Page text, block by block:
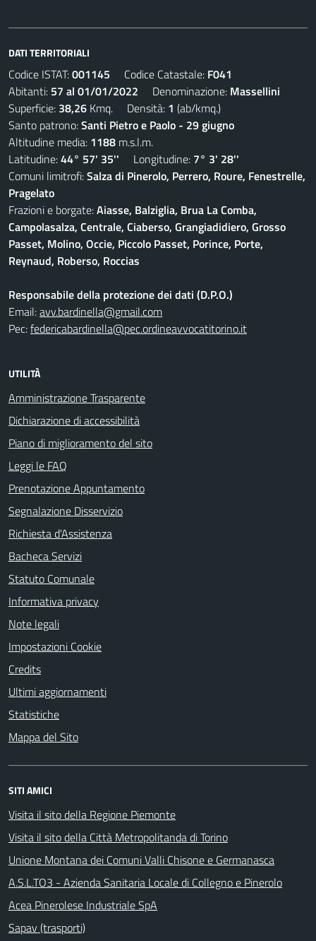
DATI TERRITORIALI
Codice ISTAT:001145 Codice Catastale: F041
Abitanti: 57 al 01/01/2022 Denominazione: Massellini
Superficie: 38,26 Kmq. Densità: 1 (ab/kmq.)
Santo patrono:Santi Pietro e Paolo - 29 giugno
Altitudine media: 1188 m.s.l.m.
Latitudine:44° 57' 35'' Longitudine: 7° 3' 28''
Comuni limitrofi:Salza di Pinerolo, Perrero, Roure, Fenestrelle,
Pragelato
Frazioni e borgate:Aiasse, Balziglia, Brua La Comba,
Campolasalza, Centrale, Ciaberso, Grangiadidiero, Grosso
Passet, Molino, Occie, Piccolo Passet, Porince, Porte,
Reynaud, Roberso, Roccias
Responsabile della protezione dei dati (D.P.O.)
Email:avv.bardinella@gmail.com
Pec:federicabardinella@pec.ordineavvocatitorino.it
UTILITÀ
Amministrazione Trasparente
Dichiarazione di accessibilità
Piano di miglioramento del sito
Leggi le FAQ
Prenotazione Appuntamento
Segnalazione Disservizio
Richiesta d'Assistenza
Bacheca Servizi
Statuto Comunale
Informativa privacy
Note legali
Impostazioni Cookie
Credits
Ultimi aggiornamenti
Statistiche
Mappa del Sito
SITI AMICI
Visita il sito della Regione Piemonte
Visita il sito della Città Metropolitanda di Torino
Unione Montana dei Comuni Valli Chisone e Germanasca
A.S.L.TO3 - Azienda Sanitaria Locale di Collegno e Pinerolo
Acea Pinerolese Industriale SpA
Sapav (trasporti)